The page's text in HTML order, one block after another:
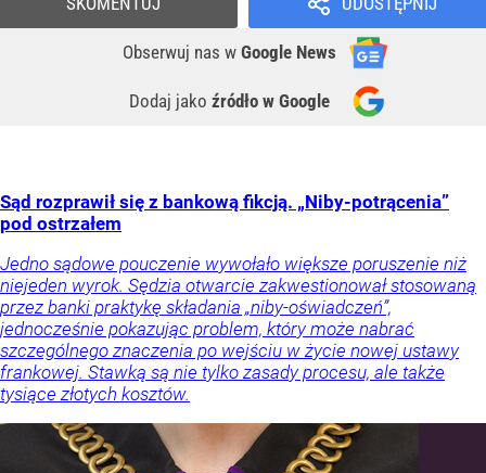
Obserwuj nas w Google News
Dodaj jako źródło w Google
Sąd rozprawił się z bankową fikcją. „Niby-potrącenia”
pod ostrzałem
Jedno sądowe pouczenie wywołało większe poruszenie niż
niejeden wyrok. Sędzia otwarcie zakwestionował stosowaną
przez banki praktykę składania „niby-oświadczeń”,
jednocześnie pokazując problem, który może nabrać
szczególnego znaczenia po wejściu w życie nowej ustawy
frankowej. Stawką są nie tylko zasady procesu, ale także
tysiące złotych kosztów.